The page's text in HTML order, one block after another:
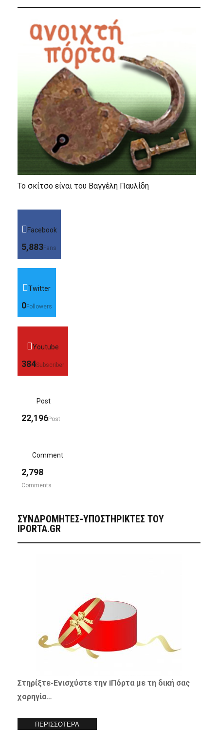
Το σκίτσο είναι του Βαγγέλη Παυλίδη
Facebook
5,883Fans
Twitter
0Followers
Youtube
384Subscriber
Post
22,196Post
Comment
2,798
Comments
ΣΥΝΔΡΟΜΗΤΈΣ-ΥΠΟΣΤΗΡΙΚΤΈΣ ΤΟΥ
IPORTA.GR
Στηρίξτε-Ενισχύστετην iΠόρτα με τη δική σας
χορηγία…
ΠΕΡΙΣΣΟΤΕΡΑ